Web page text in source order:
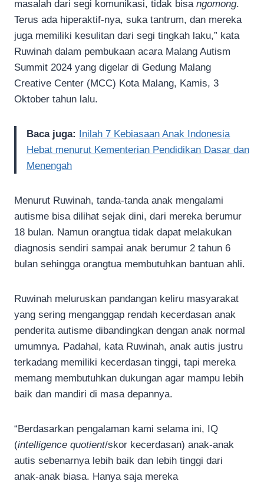
masalah dari segi komunikasi, tidak bisa ngomong.
Terus ada hiperaktif-nya, suka tantrum, dan mereka
juga memiliki kesulitan dari segi tingkah laku,” kata
Ruwinah dalam pembukaan acara Malang Autism
Summit 2024 yang digelar di Gedung Malang
Creative Center (MCC) Kota Malang, Kamis, 3
Oktober tahun lalu.
Baca juga: Inilah 7 Kebiasaan Anak Indonesia
Hebat menurut Kementerian Pendidikan Dasar dan
Menengah
Menurut Ruwinah, tanda-tanda anak mengalami
autisme bisa dilihat sejak dini, dari mereka berumur
18 bulan. Namun orangtua tidak dapat melakukan
diagnosis sendiri sampai anak berumur 2 tahun 6
bulan sehingga orangtua membutuhkan bantuan ahli.
Ruwinah meluruskan pandangan keliru masyarakat
yang sering menganggap rendah kecerdasan anak
penderita autisme dibandingkan dengan anak normal
umumnya. Padahal, kata Ruwinah, anak autis justru
terkadang memiliki kecerdasan tinggi, tapi mereka
memang membutuhkan dukungan agar mampu lebih
baik dan mandiri di masa depannya.
“Berdasarkan pengalaman kami selama ini, IQ
(intelligence quotient/skor kecerdasan) anak-anak
autis sebenarnya lebih baik dan lebih tinggi dari
anak-anak biasa. Hanya saja mereka